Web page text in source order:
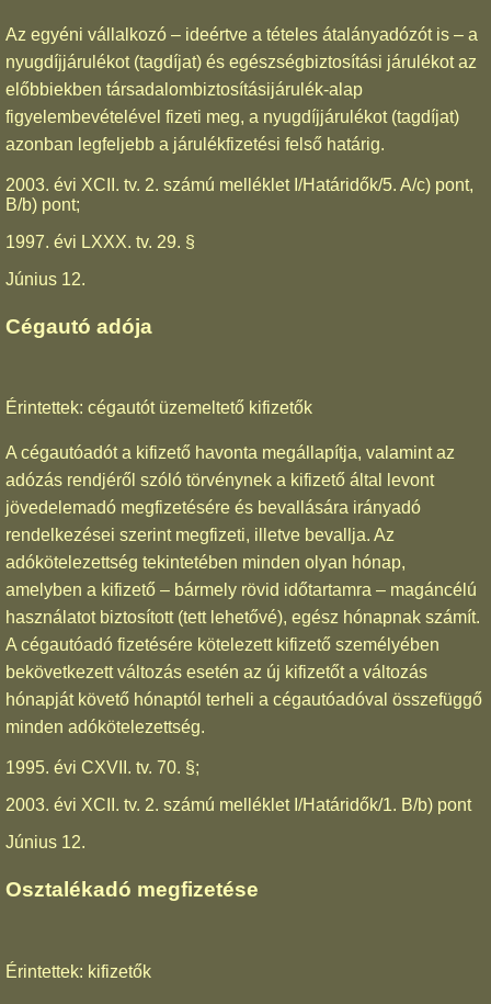
Az egyéni vállalkozó – ideértve a tételes átalányadózót is – a
nyugdíjjárulékot (tagdíjat) és egészségbiztosítási járulékot az
előbbiekben társadalombiztosításijárulék-alap
figyelembevételével fizeti meg, a nyugdíjjárulékot (tagdíjat)
azonban legfeljebb a járulékfizetési felső határig.
2003. évi XCII. tv. 2. számú melléklet I/Határidők/5. A/c) pont,
B/b) pont;
1997. évi LXXX. tv. 29. §
Június 12.
Cégautó adója
Érintettek: cégautót üzemeltető kifizetők
A cégautóadót a kifizető havonta megállapítja, valamint az
adózás rendjéről szóló törvénynek a kifizető által levont
jövedelemadó megfizetésére és bevallására irányadó
rendelkezései szerint megfizeti, illetve bevallja. Az
adókötelezettség tekintetében minden olyan hónap,
amelyben a kifizető – bármely rövid időtartamra – magáncélú
használatot biztosított (tett lehetővé), egész hónapnak számít.
A cégautóadó fizetésére kötelezett kifizető személyében
bekövetkezett változás esetén az új kifizetőt a változás
hónapját követő hónaptól terheli a cégautóadóval összefüggő
minden adókötelezettség.
1995. évi CXVII. tv. 70. §;
2003. évi XCII. tv. 2. számú melléklet I/Határidők/1. B/b) pont
Június 12.
Osztalékadó megfizetése
Érintettek: kifizetők